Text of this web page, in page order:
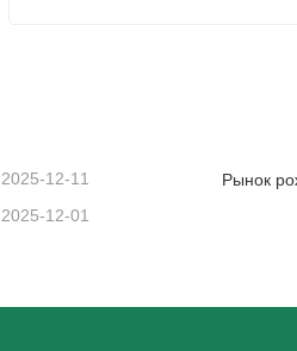
2025-12-11
2025-12-01